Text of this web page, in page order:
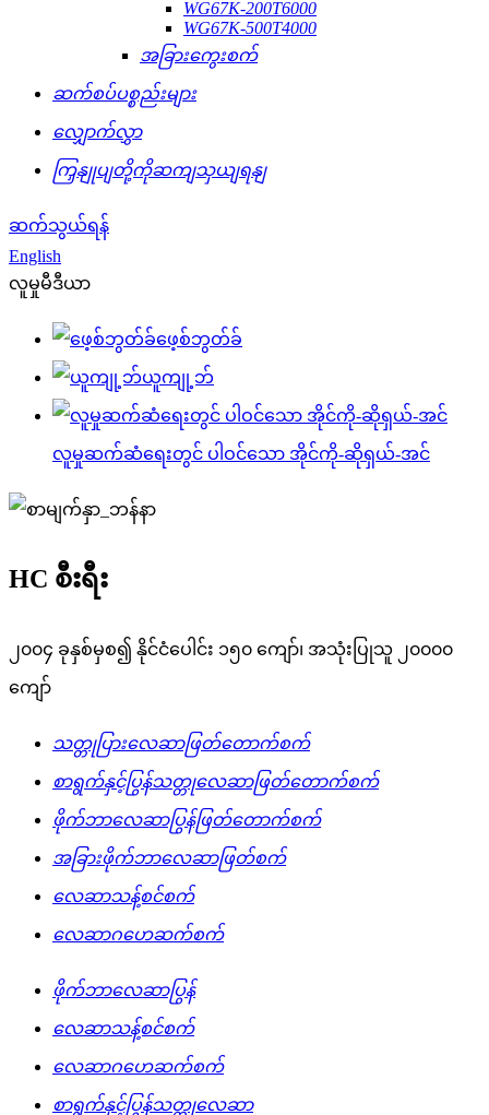
WG67K-200T6000
WG67K-500T4000
အခြားကွေးစက်
ဆက်စပ်ပစ္စည်းများ
လျှောက်လွှာ
ကြှနျုပျတို့ကိုဆကျသှယျရနျ
ဆက်သွယ်ရန်
English
လူမှုမီဒီယာ
ဖေ့စ်ဘွတ်ခ်
ယူကျု့ဘ်
လူမှုဆက်ဆံရေးတွင် ပါဝင်သော အိုင်ကို-ဆိုရှယ်-အင်
HC စီးရီး
၂၀၀၄ ခုနှစ်မှစ၍ နိုင်ငံပေါင်း ၁၅၀ ကျော်၊ အသုံးပြုသူ ၂၀၀၀၀
ကျော်
သတ္တုပြားလေဆာဖြတ်တောက်စက်
စာရွက်နှင့်ပြွန်သတ္တုလေဆာဖြတ်တောက်စက်
ဖိုက်ဘာလေဆာပြွန်ဖြတ်တောက်စက်
အခြားဖိုက်ဘာလေဆာဖြတ်စက်
လေဆာသန့်စင်စက်
လေဆာဂဟေဆက်စက်
ဖိုက်ဘာလေဆာပြွန်
လေဆာသန့်စင်စက်
လေဆာဂဟေဆက်စက်
စာရွက်နှင့်ပြွန်သတ္တုလေဆာ